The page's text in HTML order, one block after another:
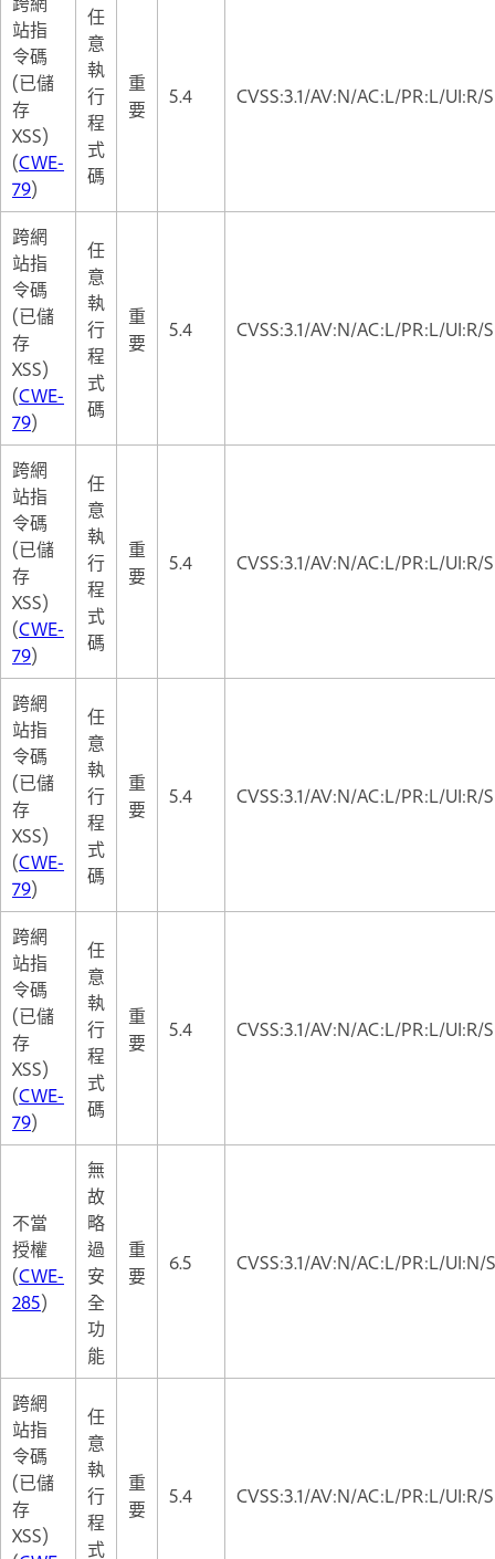
站指
令碼
(已儲
存
XSS)
(CWE-
79)
任
意
執
行
程
式
碼
重
要
5.4 CVSS:3.1/AV:N/AC:L/PR:L/UI:R/
跨網
站指
令碼
(已儲
存
XSS)
(CWE-
79)
任
意
執
行
程
式
碼
重
要
5.4 CVSS:3.1/AV:N/AC:L/PR:L/UI:R/
跨網
站指
令碼
(已儲
存
XSS)
(CWE-
79)
任
意
執
行
程
式
碼
重
要
5.4 CVSS:3.1/AV:N/AC:L/PR:L/UI:R/
跨網
站指
令碼
(已儲
存
XSS)
(CWE-
79)
任
意
執
行
程
式
碼
重
要
5.4 CVSS:3.1/AV:N/AC:L/PR:L/UI:R/
跨網
站指
令碼
(已儲
存
XSS)
(CWE-
79)
任
意
執
行
程
式
碼
重
要
5.4 CVSS:3.1/AV:N/AC:L/PR:L/UI:R/
不當
授權
(CWE-
285)
無
故
略
過
安
全
功
能
重
要
6.5 CVSS:3.1/AV:N/AC:L/PR:L/
跨網
站指
令碼
(已儲
存
XSS)
任
意
執
行
程
式
重
要
5.4 CVSS:3.1/AV:N/AC:L/PR:L/UI:R/